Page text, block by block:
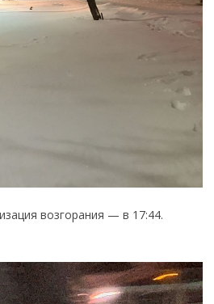
возгорания — в 17:44.